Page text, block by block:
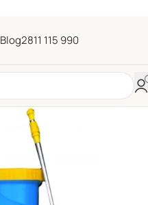
Blog2811 115 990